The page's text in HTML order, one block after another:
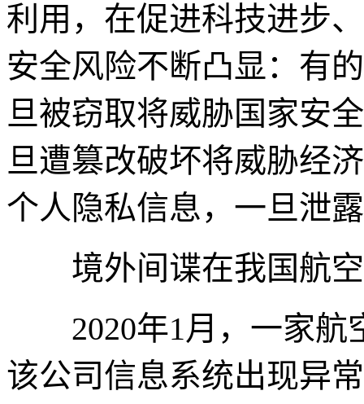
利用，在促进科技进步
安全风险不断凸显：有
旦被窃取将威胁国家安
旦遭篡改破坏将威胁经
个人隐私信息，一旦泄
境外间谍在我国航空
2020年1月，一家航
该公司信息系统出现异